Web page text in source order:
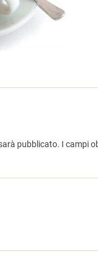
pubblicato. I campi